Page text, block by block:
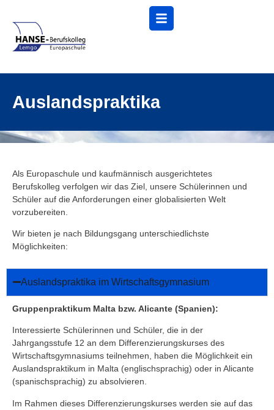
Menü
Auslandspraktika
Als Europaschule und kaufmännisch ausgerichtetes
Berufskolleg verfolgen wir das Ziel, unsere Schülerinnen und
Schüler auf die Anforderungen einer globalisierten Welt
vorzubereiten.
Wir bieten je nach Bildungsgang unterschiedlichste
Möglichkeiten:
Auslandspraktika im Wirtschaftsgymnasium
Gruppenpraktikum Malta bzw. Alicante (Spanien):
Interessierte Schülerinnen und Schüler, die in der
Jahrgangsstufe 12 an dem Differenzierungskurses des
Wirtschaftsgymnasiums teilnehmen, haben die Möglichkeit ein
Auslandspraktikum in Malta (englischsprachig) oder in Alicante
(spanischsprachig) zu absolvieren.
Im Rahmen dieses Differenzierungskurses werden sie auf das